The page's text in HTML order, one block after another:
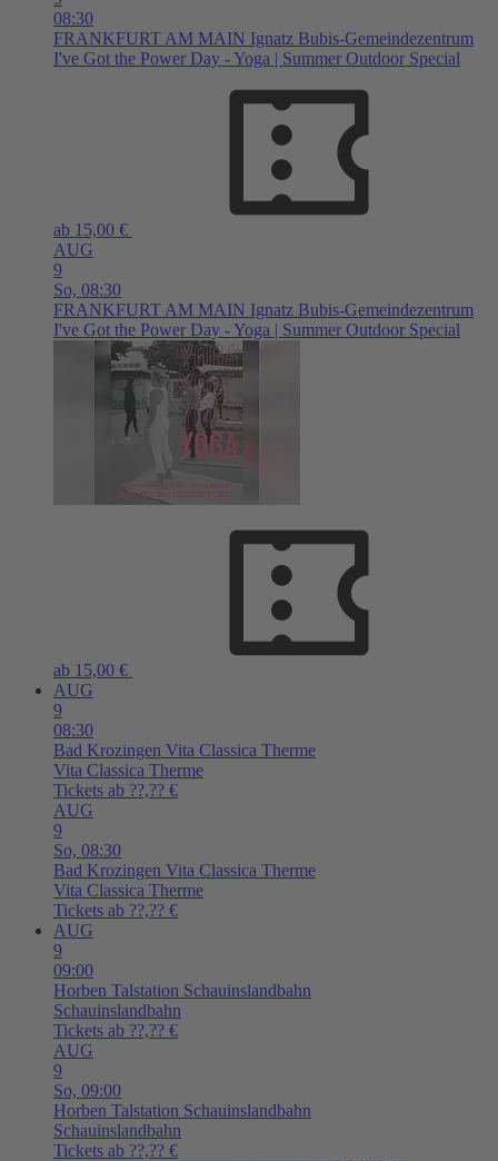
08:30
FRANKFURT AM MAIN Ignatz Bubis-Gemeindezentrum
I've Got the Power Day - Yoga | Summer Outdoor Special
ab 15,00 €
AUG
9
So, 08:30
FRANKFURT AM MAIN Ignatz Bubis-Gemeindezentrum
I've Got the Power Day - Yoga | Summer Outdoor Special
ab 15,00 €
AUG
9
08:30
Bad Krozingen Vita Classica Therme
Vita Classica Therme
Tickets ab ??,?? €
AUG
9
So, 08:30
Bad Krozingen Vita Classica Therme
Vita Classica Therme
Tickets ab ??,?? €
AUG
9
09:00
Horben Talstation Schauinslandbahn
Schauinslandbahn
Tickets ab ??,?? €
AUG
9
So, 09:00
Horben Talstation Schauinslandbahn
Schauinslandbahn
Tickets ab ??,?? €